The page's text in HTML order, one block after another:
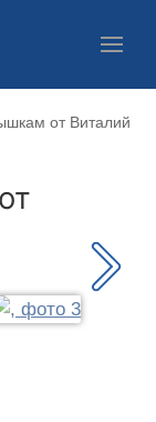
от Виталий